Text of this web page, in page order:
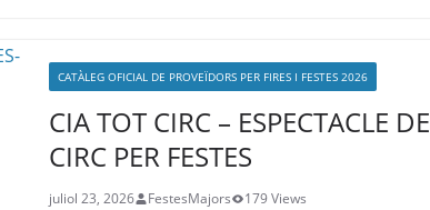
CATÀLEG OFICIAL DE PROVEÏDORS PER FIRES I FESTES 2026
CIA TOT CIRC – ESPECTACLE DE
CIRC PER FESTES
juliol 23, 2026 FestesMajors 179 Views